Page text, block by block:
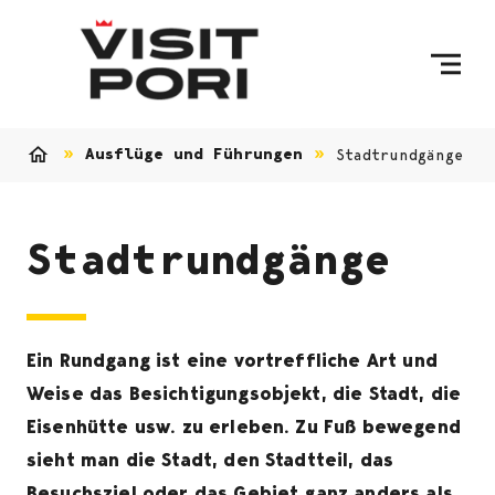
Ausflüge und Führungen Stadtrundgänge
Stadtrundgänge
Ein Rundgang ist eine vortreffliche Art und
Weise das Besichtigungsobjekt, die Stadt, die
Eisenhütte usw. zu erleben. Zu Fuß bewegend
sieht man die Stadt, den Stadtteil, das